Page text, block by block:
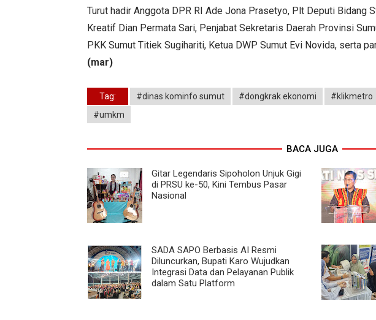
Turut hadir Anggota DPR RI Ade Jona Prasetyo, Plt Deputi Bidang
Kreatif Dian Permata Sari, Penjabat Sekretaris Daerah Provinsi
PKK Sumut Titiek Sugihariti, Ketua DWP Sumut Evi Novida, serta
(mar)
Tag: #dinas kominfo sumut #dongkrak ekonomi #klikmetro
#umkm
BACA JUGA
Gitar Legendaris Sipoholon Unjuk Gigi
di PRSU ke-50, Kini Tembus Pasar
Nasional
SADA SAPO Berbasis AI Resmi
Diluncurkan, Bupati Karo Wujudkan
Integrasi Data dan Pelayanan Publik
dalam Satu Platform